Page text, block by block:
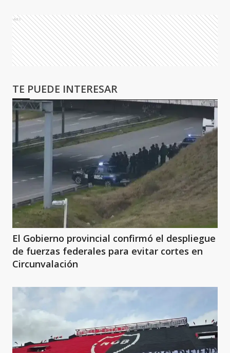
Ads
TE PUEDE INTERESAR
El Gobierno provincial confirmó el despliegue
de fuerzas federales para evitar cortes en
Circunvalación